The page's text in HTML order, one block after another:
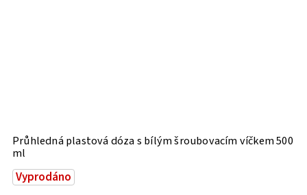
Průhledná plastová dóza s bílým šroubovacím víčkem 500
ml
Vyprodáno